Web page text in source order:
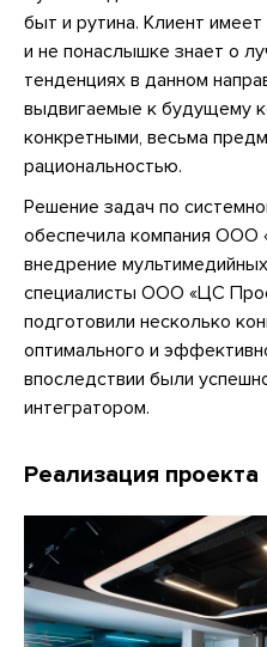
быт и рутина. Клиент
и не понаслышке знает о
тенденциях в данном
выдвигаемые к будущему
конкретными, весьма
рациональностью.
Решение задач по
обеспечила компания ООО
внедрение
специалисты ООО «ЦС
подготовили несколько
оптимального и
впоследствии были
интегратором.
Реализация проекта